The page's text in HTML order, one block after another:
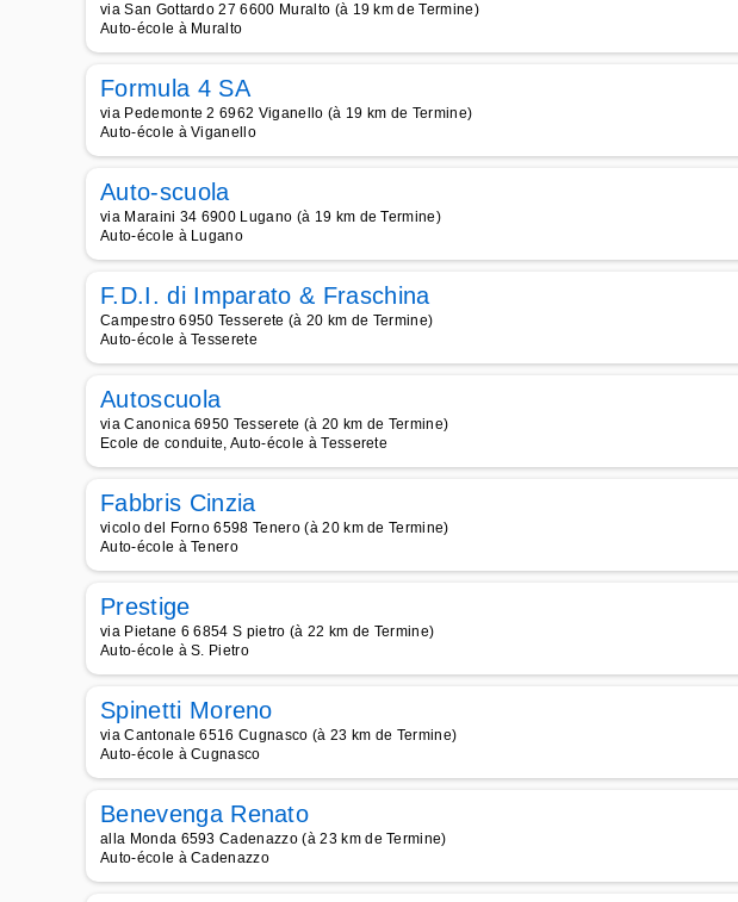
via San Gottardo 27 6600 Muralto (à 19 km de Termine)
Auto-école à Muralto
Formula 4 SA
via Pedemonte 2 6962 Viganello (à 19 km de Termine)
Auto-école à Viganello
Auto-scuola
via Maraini 34 6900 Lugano (à 19 km de Termine)
Auto-école à Lugano
F.D.I. di Imparato & Fraschina
Campestro 6950 Tesserete (à 20 km de Termine)
Auto-école à Tesserete
Autoscuola
via Canonica 6950 Tesserete (à 20 km de Termine)
Ecole de conduite, Auto-école à Tesserete
Fabbris Cinzia
vicolo del Forno 6598 Tenero (à 20 km de Termine)
Auto-école à Tenero
Prestige
via Pietane 6 6854 S pietro (à 22 km de Termine)
Auto-école à S. Pietro
Spinetti Moreno
via Cantonale 6516 Cugnasco (à 23 km de Termine)
Auto-école à Cugnasco
Benevenga Renato
alla Monda 6593 Cadenazzo (à 23 km de Termine)
Auto-école à Cadenazzo